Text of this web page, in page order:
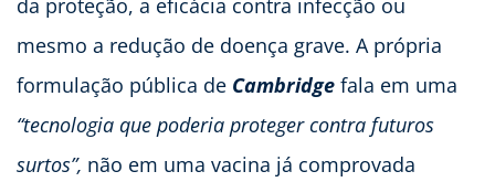
da proteção, a eficácia contra infecção ou
mesmo a redução de doença grave. A própria
formulação pública de Cambridge fala em uma
“tecnologia que poderia proteger contra futuros
surtos”, não em uma vacina já comprovada